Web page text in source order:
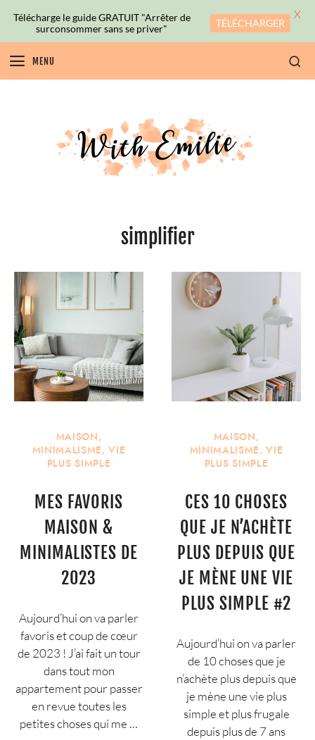
MENU
simplifier
MAISON,
MINIMALISME,VIE
PLUS SIMPLE
MES FAVORIS
MAISON &
MINIMALISTES DE
2023
Aujourd’hui on va parler
favoris et coup de cœur
de 2023 ! J’ai fait un tour
dans tout mon
appartement pour passer
en revue toutes les
petites choses qui me …
MAISON,
MINIMALISME,VIE
PLUS SIMPLE
CES 10 CHOSES
QUE JE N’ACHÈTE
PLUS DEPUIS QUE
JE MÈNE UNE VIE
PLUS SIMPLE #2
Aujourd’hui on va parler
de 10 choses que je
n’achète plus depuis que
je mène une vie plus
simple et plus frugale
depuis plus de 7 ans
Télécharge le guide GRATUIT "Arrêter de
surconsommer sans se priver"
TÉLÉCHARGER
X